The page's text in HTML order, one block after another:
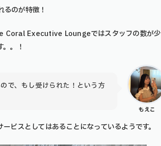
のが特徴！
Coral Executive Loungeではスタッフの数が少
。。！
もえこ
で、もし受けられた！という方
ビスとしてはあることになっているようです。